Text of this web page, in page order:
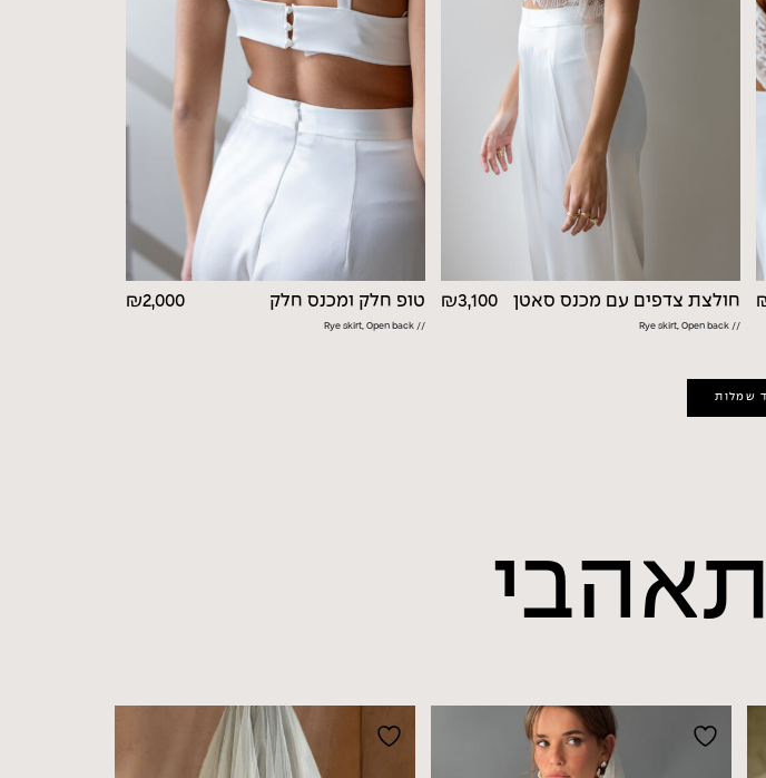
חולצת צדפים עם מכנס סאטן
// Rye skirt, Open back
₪3,100 טופ חלק ומכנס חלק
// Rye skirt, Open back
₪2,000
שמלות
תאהבי